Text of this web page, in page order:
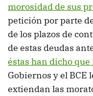
morosidad de sus
petición por parte
de los plazos de
de estas deudas
éstas han dicho que
Gobiernos y el BCE
extiendan las